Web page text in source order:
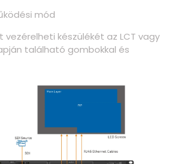
mód
vezérelheti készülékét az LCT vagy
található gombokkal és